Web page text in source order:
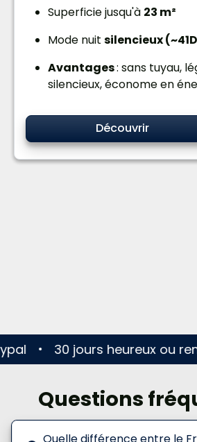
Superficie jusqu'à 23 m²
Mode nuit silencieux
Avantages: sans tuyau,
silencieux, économe en
Découvrir
30 jours heureux ou
Questions
Quelle différence entre le